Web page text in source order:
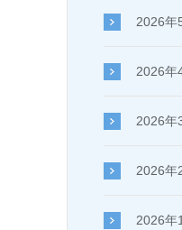
2026年
2026年
2026年
2026年
2026年